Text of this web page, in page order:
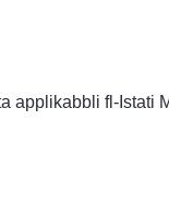
applikabbli fl-Istati